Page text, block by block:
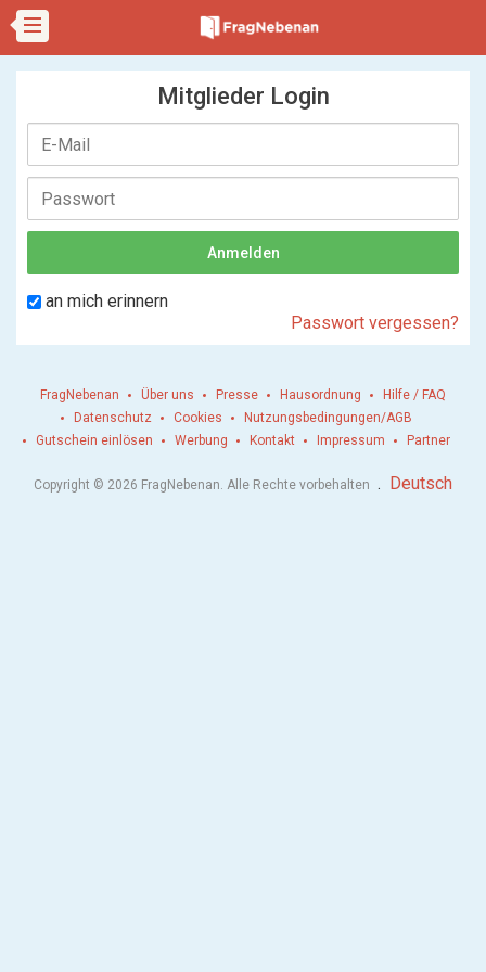
Mitglieder Login
an mich erinnern
Passwort vergessen?
FragNebenan Über uns Presse Hausordnung
Hilfe / FAQ
Datenschutz
Cookies
Nutzungsbedingungen/AGB
Gutschein einlösen
Werbung Kontakt Impressum Partner
Copyright © 2026 FragNebenan. Alle Rechte vorbehalten . Deutsch